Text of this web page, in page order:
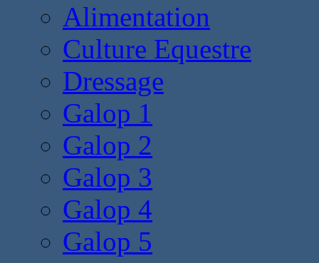
Alimentation
Culture Equestre
Dressage
Galop 1
Galop 2
Galop 3
Galop 4
Galop 5